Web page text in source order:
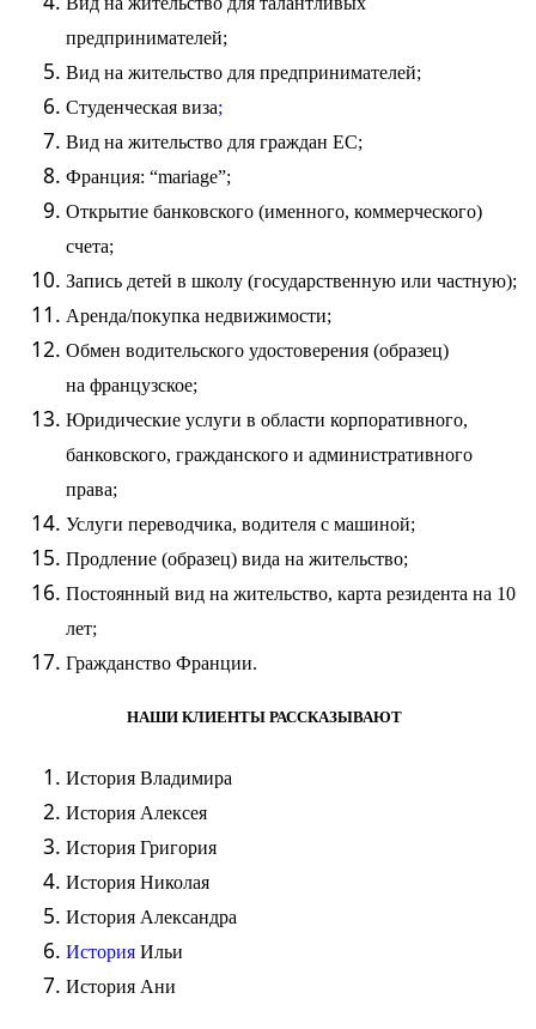
предпринимателей;
Вид на жительство для предпринимателей;
Студенческая виза;
Вид на жительство для граждан ЕС;
Франция: “mariage”;
Открытие банковского (именного, коммерческого)
счета;
Запись детей в школу (государственную или частную);
Аренда/покупка недвижимости;
Обмен водительского удостоверения (образец)
на французское;
Юридические услуги в области корпоративного,
банковского, гражданского и административного
права;
Услуги переводчика, водителя с машиной;
Продление (образец) вида на жительство;
Постоянный вид на жительство, карта резидента на 10
лет;
Гражданство Франции.
НАШИ КЛИЕНТЫ РАССКАЗЫВАЮТ
История Владимира
История Алексея
История Григория
История Николая
История Александра
История Ильи
История Ани